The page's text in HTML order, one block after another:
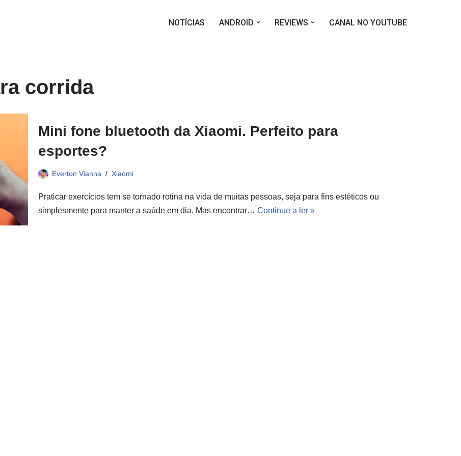
NOTÍCIAS ANDROID REVIEWS CANAL NO YOUTUBE
corrida
Mini fone bluetooth da Xiaomi. Perfeito para
esportes?
Everton Vianna Xiaomi
Praticar exercícios tem se tornado rotina na vida de muitas pessoas, seja para fins estéticos ou
simplesmente para manter a saúde em dia. Mas encontrar… Continue a ler »